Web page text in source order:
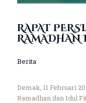
RAPAT
RAMADHAN
Berita
Demak, 11 Februari
Ramadhan dan Idul